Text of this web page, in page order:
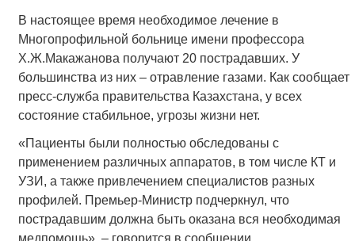
В настоящее время необходимое лечение в
Многопрофильной больнице имени профессора
Х.Ж.Макажанова получают 20 пострадавших. У
большинства из них – отравление газами. Как сообщает
пресс-служба правительства Казахстана, у всех
состояние стабильное, угрозы жизни нет.
«Пациенты были полностью обследованы с
применением различных аппаратов, в том числе КТ и
УЗИ, а также привлечением специалистов разных
профилей. Премьер-Министр подчеркнул, что
пострадавшим должна быть оказана вся необходимая
медпомощь», – говорится в сообщении.